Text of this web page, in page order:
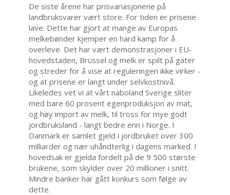
De siste årene har prisvariasjonene på
landbruksvarer vært store. For tiden er prisene
lave. Dette har gjort at mange av Europas
melkebønder kjemper en hard kamp for å
overleve. Det har vært demonstrasjoner i EU-
hovedstaden, Brüssel og melk er spilt på gater
og streder for å vise at reguleringen ikke virker -
og at prisene er langt under selvkostnivå.
Likeledes vet vi at vårt naboland Sverige sliter
med bare 60 prosent egenproduksjon av mat,
og høy import av melk, til tross for mye godt
jordbruksland - langt bedre enn i Norge. I
Danmark er samlet gjeld i jordbruket over 300
milliarder og nær uhåndterlig i dagens marked. I
hovedsak er gjelda fordelt på de 9 500 største
brukene, som skylder over 20 millioner i snitt.
Mindre banker har gått konkurs som følge av
dette.